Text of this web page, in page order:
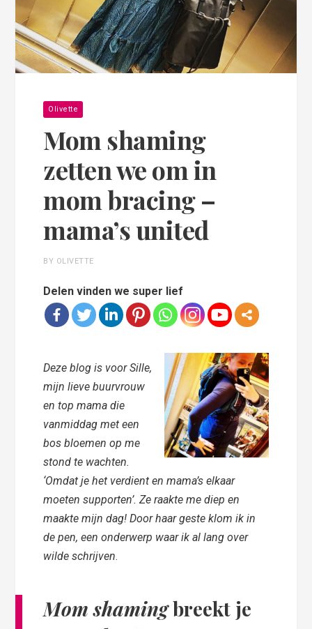
Olivette
Mom shaming
zetten we om in
mom bracing –
mama’s united
BY OLIVETTE
Delen vinden we super lief
Deze blog is voor Sille,
mijn lieve buurvrouw
en top mama die
vanmiddag met een
bos bloemen op me
stond te wachten.
‘Omdat je het verdient en mama’s elkaar
moeten supporten’. Ze raakte me diep en
maakte mijn dag! Door haar geste klom ik in
de pen, een onderwerp waar ik al lang over
wilde schrijven.
Mom shamingbreekt je